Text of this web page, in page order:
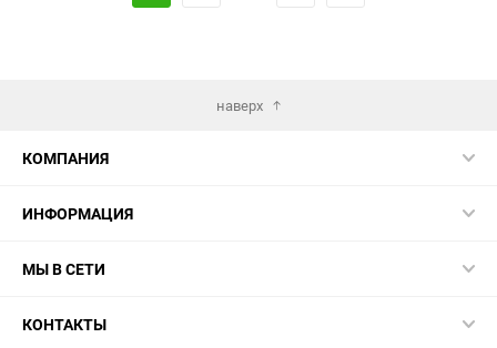
наверх
КОМПАНИЯ
ИНФОРМАЦИЯ
МЫ В СЕТИ
КОНТАКТЫ